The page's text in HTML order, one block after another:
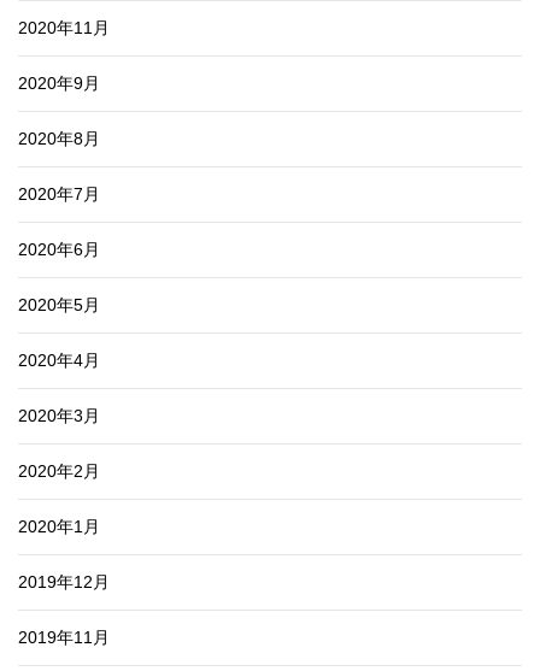
2020年11月
2020年9月
2020年8月
2020年7月
2020年6月
2020年5月
2020年4月
2020年3月
2020年2月
2020年1月
2019年12月
2019年11月